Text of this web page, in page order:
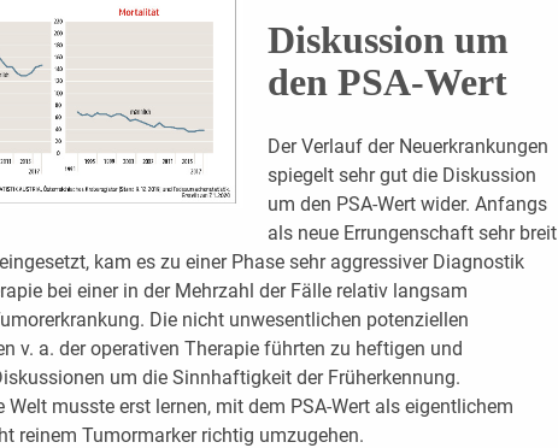
Diskussion um
den PSA-Wert
Der Verlauf der Neuerkrankungen
spiegelt sehr gut die Diskussion
um den PSA-Wert wider. Anfangs
als neue Errungenschaft sehr breit
kam es zu einer Phase sehr aggressiver Diagnostik
bei einer in der Mehrzahl der Fälle relativ langsam
Die nicht unwesentlichen potenziellen
v. a. der operativen Therapie führten zu heftigen und
um die Sinnhaftigkeit der Früherkennung.
Welt musste erst lernen, mit dem PSA-Wert als eigentlichem
reinem Tumormarker richtig umzugehen.